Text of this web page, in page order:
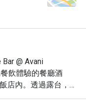
Bar @ Avani
飲體驗的餐廳酒
店內。透過露台，